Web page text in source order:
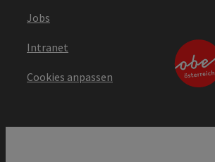
Jobs
Intranet
Cookies anpassen